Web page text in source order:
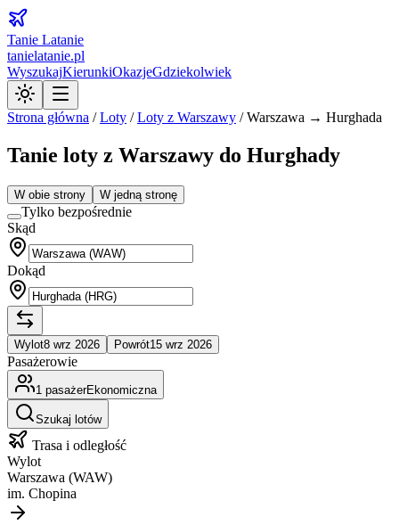
Tanie Latanie
tanielatanie.pl
WyszukajKierunkiOkazjeGdziekolwiek
Strona główna /Loty /Loty z Warszawy /Warszawa → Hurghada
Tanie loty z Warszawy do Hurghady
W obie strony W jedną stronę
Tylko bezpośrednie
Skąd
Dokąd
Wylot8 wrz 2026 Powrót15 wrz 2026
Pasażerowie
1 pasażerEkonomiczna
Szukaj lotów
Trasa i odległość
Wylot
Warszawa (WAW)
im. Chopina